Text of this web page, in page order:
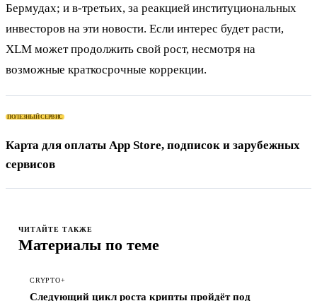
Бермудах; и в-третьих, за реакцией институциональных
инвесторов на эти новости. Если интерес будет расти,
XLM может продолжить свой рост, несмотря на
возможные краткосрочные коррекции.
ПОЛЕЗНЫЙ СЕРВИС
Карта для оплаты App Store, подписок и зарубежных
сервисов
ЧИТАЙТЕ ТАКЖЕ
Материалы по теме
CRYPTO+
Следующий цикл роста крипты пройдёт под